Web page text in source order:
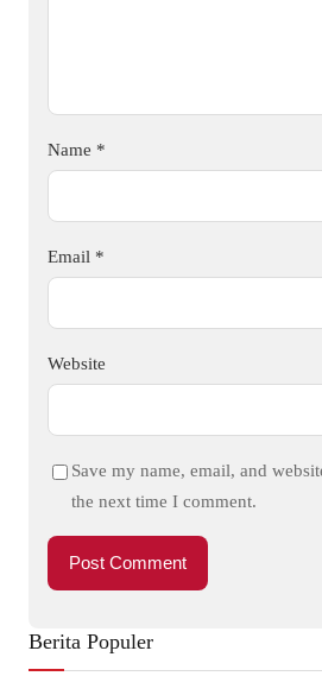
Name *
Email *
Website
Save my name, email, and
the next time I comment.
Berita Populer